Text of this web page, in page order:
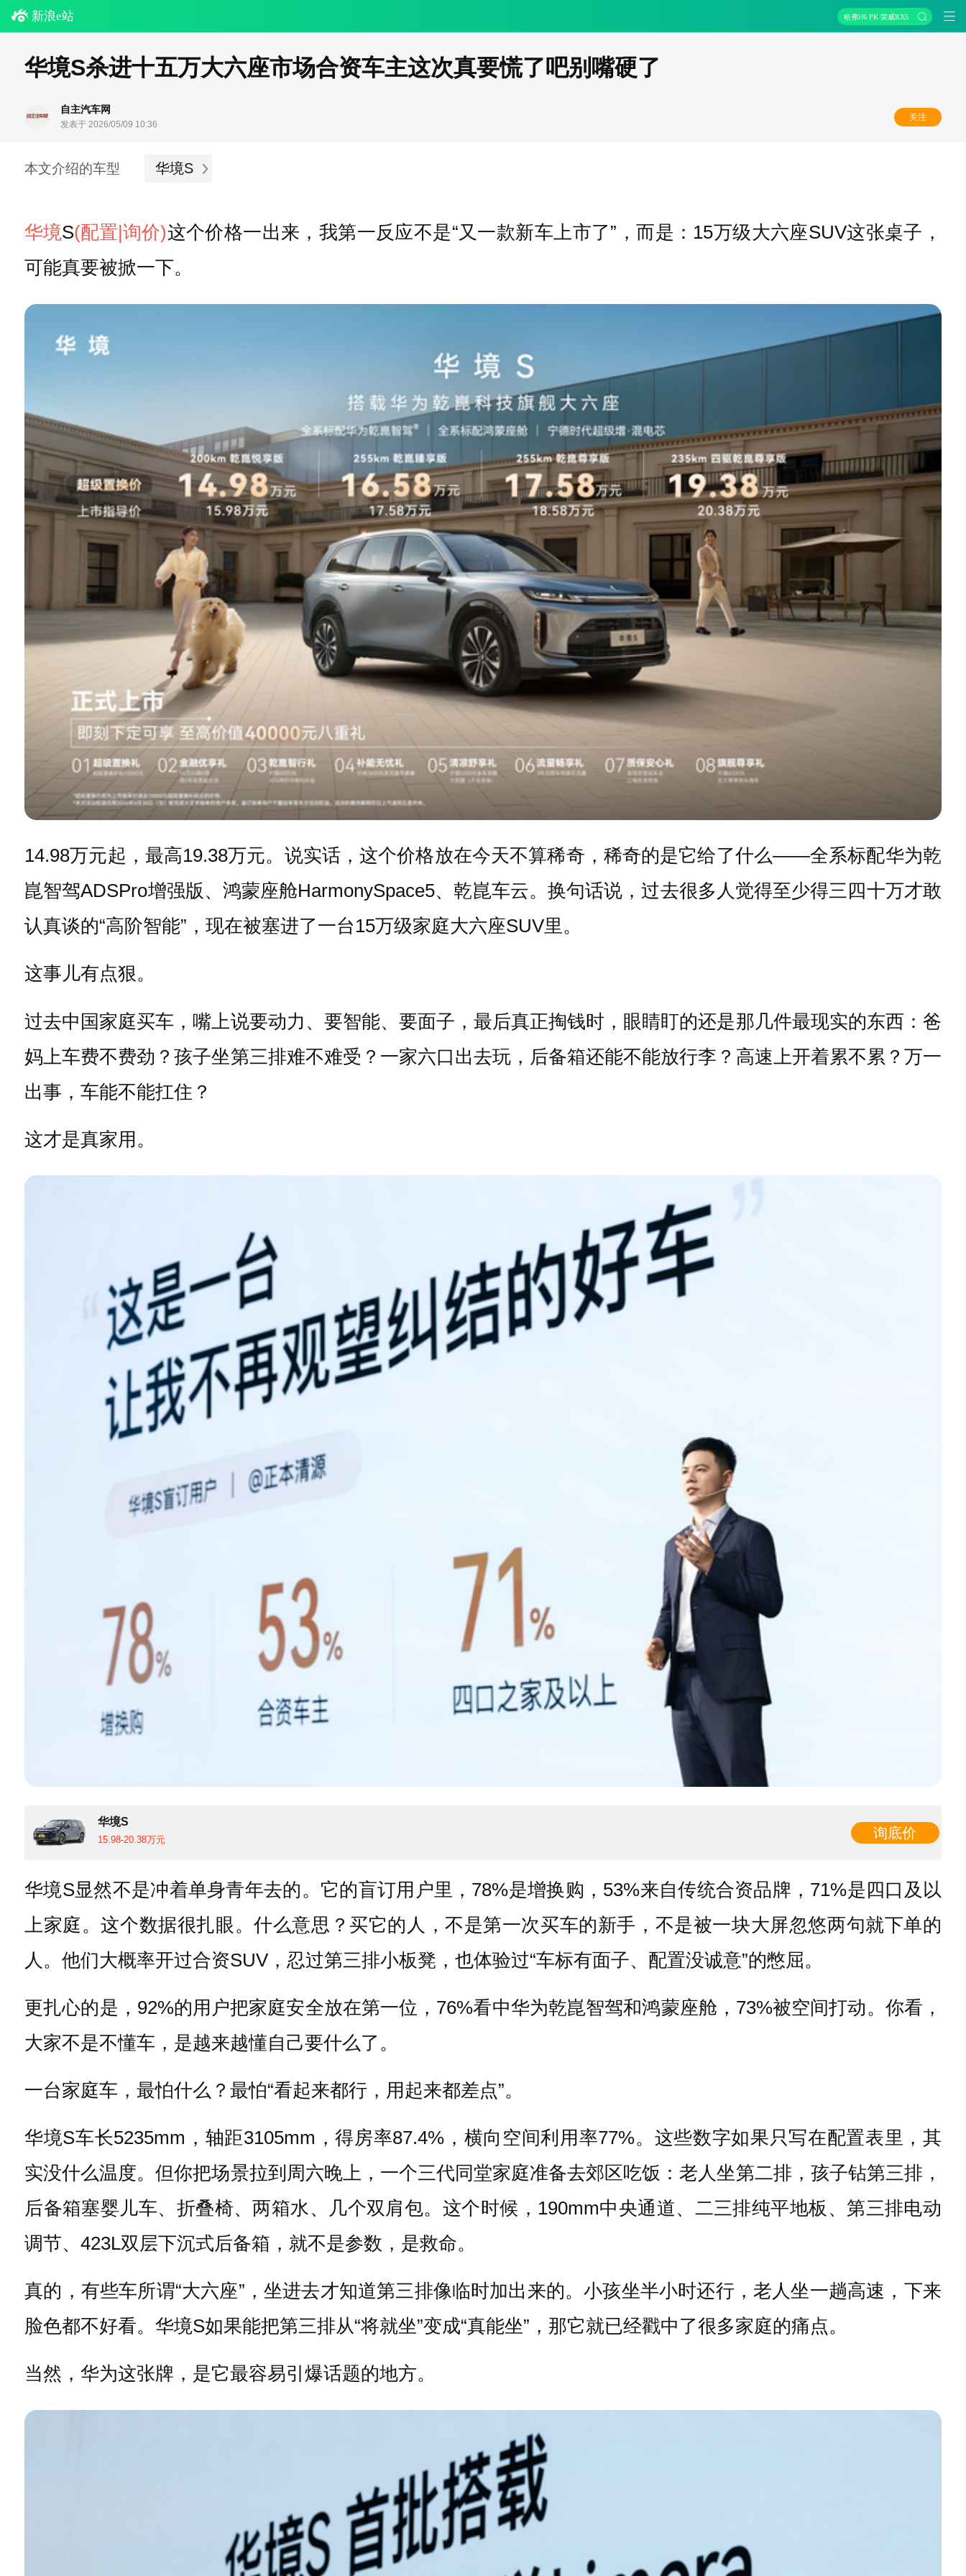
新浪e站 哈弗H6 PK 荣威RX5
华境S杀进十五万大六座市场合资车主这次真要慌了吧别嘴硬了
自主汽车网
发表于 2026/05/09 10:36
关注
本文介绍的车型 华境S
华境S(配置 |询价)这个价格一出来，我第一反应不是“又一款新车上市了”，而是：15万级大六座SUV这张桌子，
可能真要被掀一下。
14.98万元起，最高19.38万元。说实话，这个价格放在今天不算稀奇，稀奇的是它给了什么——全系标配华为乾
崑智驾ADSPro增强版、鸿蒙座舱HarmonySpace5、乾崑车云。换句话说，过去很多人觉得至少得三四十万才敢
认真谈的“高阶智能”，现在被塞进了一台15万级家庭大六座SUV里。
这事儿有点狠。
过去中国家庭买车，嘴上说要动力、要智能、要面子，最后真正掏钱时，眼睛盯的还是那几件最现实的东西：爸
妈上车费不费劲？孩子坐第三排难不难受？一家六口出去玩，后备箱还能不能放行李？高速上开着累不累？万一
出事，车能不能扛住？
这才是真家用。
华境S
15.98-20.38万元 询底价
华境S显然不是冲着单身青年去的。它的盲订用户里，78%是增换购，53%来自传统合资品牌，71%是四口及以
上家庭。这个数据很扎眼。什么意思？买它的人，不是第一次买车的新手，不是被一块大屏忽悠两句就下单的
人。他们大概率开过合资SUV，忍过第三排小板凳，也体验过“车标有面子、配置没诚意”的憋屈。
更扎心的是，92%的用户把家庭安全放在第一位，76%看中华为乾崑智驾和鸿蒙座舱，73%被空间打动。你看，
大家不是不懂车，是越来越懂自己要什么了。
一台家庭车，最怕什么？最怕“看起来都行，用起来都差点”。
华境S车长5235mm，轴距3105mm，得房率87.4%，横向空间利用率77%。这些数字如果只写在配置表里，其
实没什么温度。但你把场景拉到周六晚上，一个三代同堂家庭准备去郊区吃饭：老人坐第二排，孩子钻第三排，
后备箱塞婴儿车、折叠椅、两箱水、几个双肩包。这个时候，190mm中央通道、二三排纯平地板、第三排电动
调节、423L双层下沉式后备箱，就不是参数，是救命。
真的，有些车所谓“大六座”，坐进去才知道第三排像临时加出来的。小孩坐半小时还行，老人坐一趟高速，下来
脸色都不好看。华境S如果能把第三排从“将就坐”变成“真能坐”，那它就已经戳中了很多家庭的痛点。
当然，华为这张牌，是它最容易引爆话题的地方。